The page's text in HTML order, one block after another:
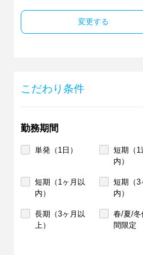
変更する
こだわり条件
勤務期間
単発（1日）
短期（1
内）
短期（1ヶ月以
内）
短期（3
内）
長期（3ヶ月以
上）
春/夏/冬
間限定